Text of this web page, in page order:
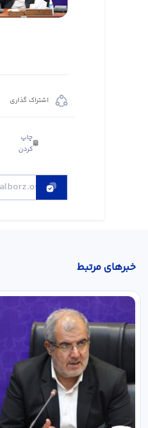
اشتراک گذاری
چاپ
کردن
خبر‌های مرتبط